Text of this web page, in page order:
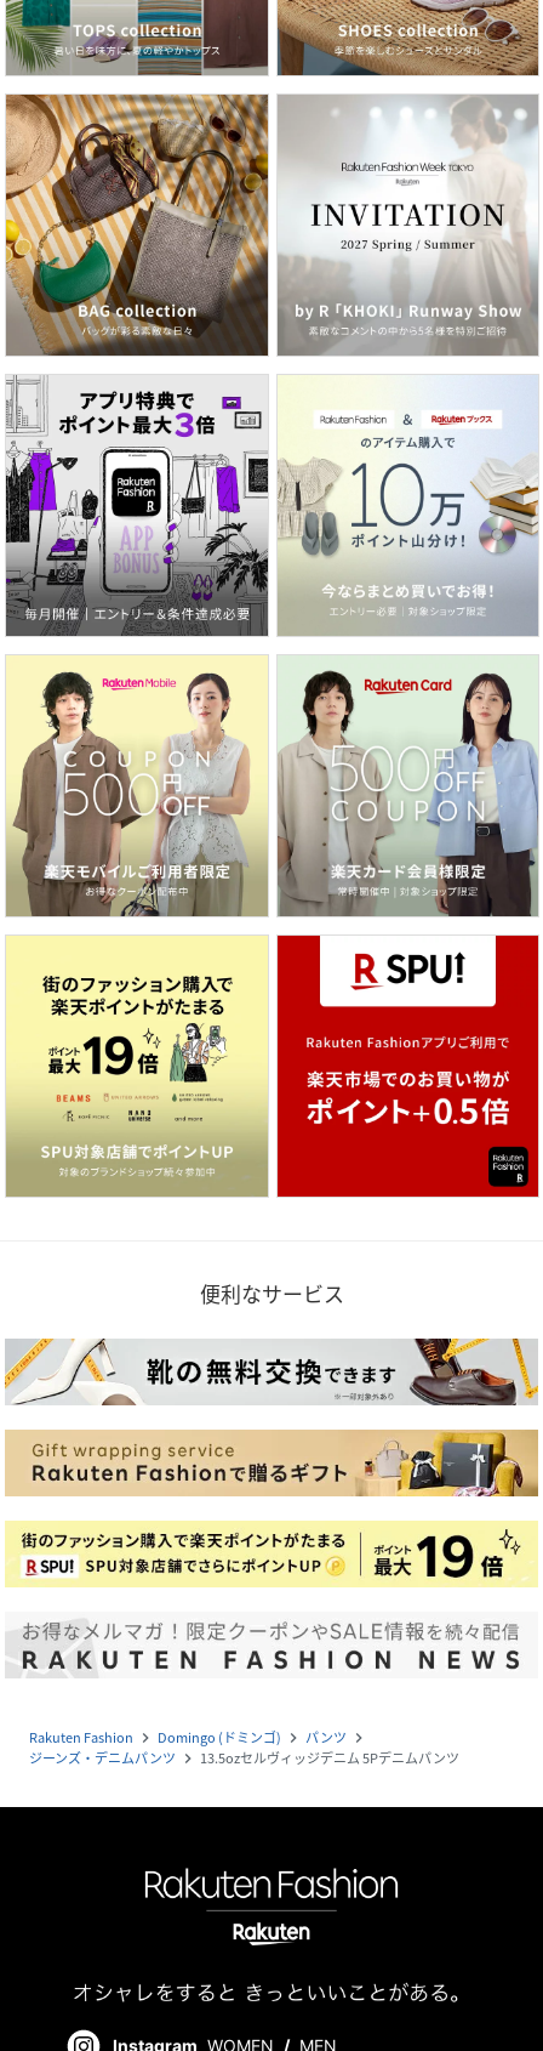
便利なサービス
Rakuten Fashion navigate_next Domingo (ドミンゴ) navigate_next パンツ navigate_next
ジーンズ・デニムパンツ navigate_next 13.5ozセルヴィッジデニム 5Pデニムパンツ
Instagram WOMEN / MEN